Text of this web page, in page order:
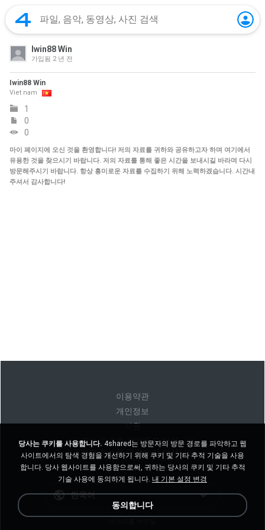
Iwin88 Win
가입됨 2 년 전
Iwin88 Win
Viet nam
1
0
0
마이 페이지에 오신 것을 환영합니다! 저의 자료를 귀하와 공유하고자 하며 여기에서
유용한 것을 찾으시기 바랍니다. 저의 자료를 통해 좋은 시간을 보내시길 바라며 다시
방문해주시기 바랍니다. 항상 흥미로운 자료를 수집하기 위해 노력하겠습니다. 시간내
주셔서 감사합니다!
이용약관
개인정보
지원
내 개인 정보를 판매하지 마십시오
내 개인 정보를 공유하지 마십시오
한국어
당사는 쿠키를 사용합니다. 4shared는 방문자의 방문 경로를 파악하고 웹
사이트에서의 탐색 경험을 개선하기 위해 쿠키 및 기타 추적 기술을 사용
합니다. 당사 웹사이트를 사용함으로써, 귀하는 당사의 쿠키 및 기타 추적
기술 사용에 동의하게 됩니다. 내 기본 설정 변경
동의합니다